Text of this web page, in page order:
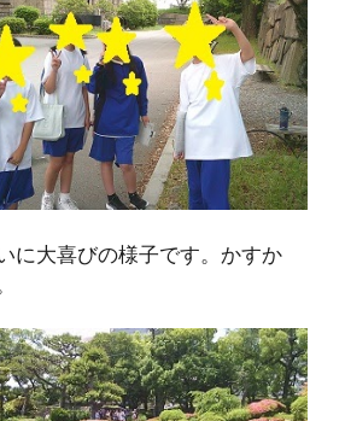
に大喜びの様子です。かすか